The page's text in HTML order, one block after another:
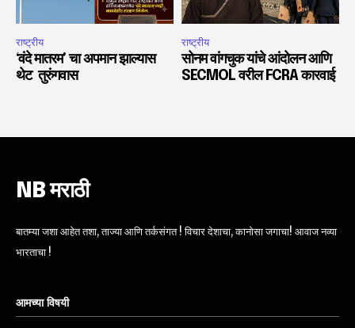
राष्ट्रीय
‘वंदे मातरम’ चा अपमान झाल्यास
थेट तुरुंगवास
राष्ट्रीय
सोनम वांगचुक यांचे आंदोलन आणि
SECMOL वरील FCRA कारवाई
NB मराठी
बातम्या जशा आहेत तशा, ताज्या आणि तर्कसंगत ! विचार देशाचा, कानोसा जगाचा! आवाज नव्या
भारताचा !
आमच्या विषयी